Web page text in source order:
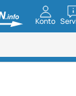
Konto